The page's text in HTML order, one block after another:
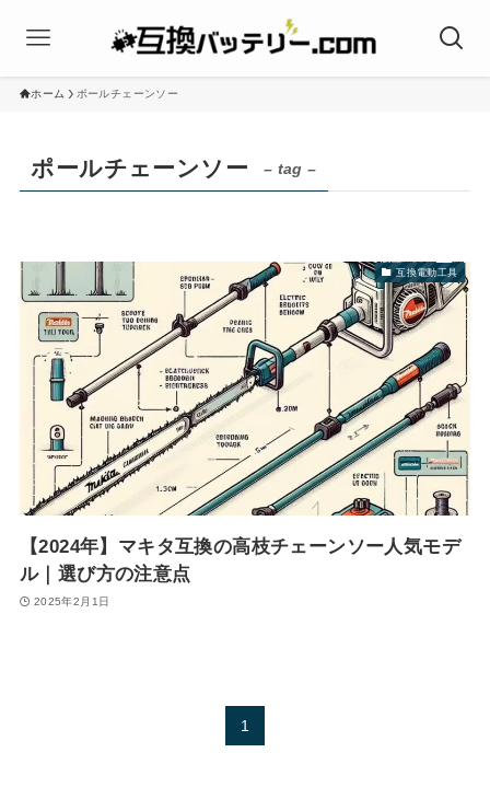
ホーム ポールチェーンソー
ポールチェーンソー – tag –
互換電動工具
【2024年】マキタ互換の高枝チェーンソー人気モデ
ル｜選び方の注意点
2025年2月1日
1